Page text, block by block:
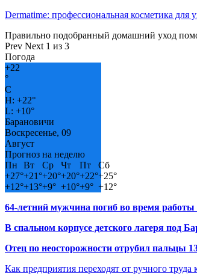
Dermatime: профессиональная косметика
Правильно подобранный домашний уход
Prev Next 1 из 3
Погода
+22
°
C
H: +22°
L: +10°
Барановичи
Воскресенье, 09
Август
Прогноз на неделю
Пн
Вт Ср Чт Пт
Сб
+27°+21°+20°+20°+22°+25°
+12°+13°+9° +10°+9° +12°
64-летний мужчина погиб во время работы
В спальном корпусе детского лагеря под
Отец по неосторожности отрубил пальцы
Как предприятия переходят от ручного